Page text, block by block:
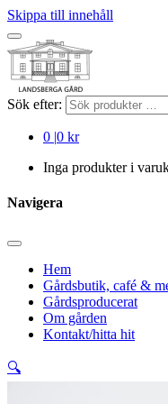
Skippa till innehåll
Sök efter:
0 |0 kr
Inga produkter i
Navigera
Hem
Gårdsbutik, café &
Gårdsproducerat
Om gården
Kontakt/hitta hit
🔍